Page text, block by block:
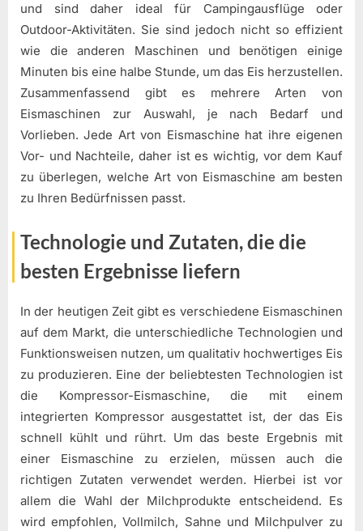
und sind daher ideal für Campingausflüge oder
Outdoor-Aktivitäten. Sie sind jedoch nicht so effizient
wie die anderen Maschinen und benötigen einige
Minuten bis eine halbe Stunde, um das Eis herzustellen.
Zusammenfassend gibt es mehrere Arten von
Eismaschinen zur Auswahl, je nach Bedarf und
Vorlieben. Jede Art von Eismaschine hat ihre eigenen
Vor- und Nachteile, daher ist es wichtig, vor dem Kauf
zu überlegen, welche Art von Eismaschine am besten
zu Ihren Bedürfnissen passt.
Technologie und Zutaten, die die
besten Ergebnisse liefern
In der heutigen Zeit gibt es verschiedene Eismaschinen
auf dem Markt, die unterschiedliche Technologien und
Funktionsweisen nutzen, um qualitativ hochwertiges Eis
zu produzieren. Eine der beliebtesten Technologien ist
die Kompressor-Eismaschine, die mit einem
integrierten Kompressor ausgestattet ist, der das Eis
schnell kühlt und rührt. Um das beste Ergebnis mit
einer Eismaschine zu erzielen, müssen auch die
richtigen Zutaten verwendet werden. Hierbei ist vor
allem die Wahl der Milchprodukte entscheidend. Es
wird empfohlen, Vollmilch, Sahne und Milchpulver zu